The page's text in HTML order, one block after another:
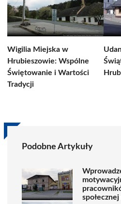
Wigilia Miejska w
Hrubieszowie: Wspólne
Świętowanie i Wartości
Tradycji
Podobne Artykuły